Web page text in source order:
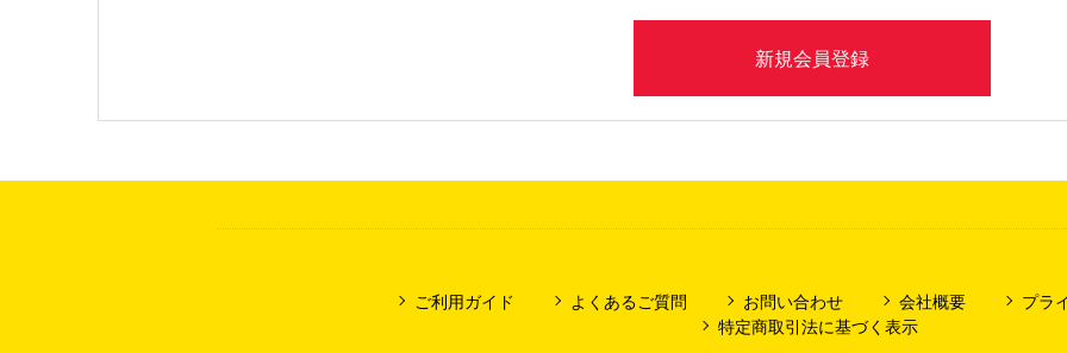
ご利用ガイド よくあるご質問 お問い合わせ 会社概要
プラ
特定商取引法に基づく表示